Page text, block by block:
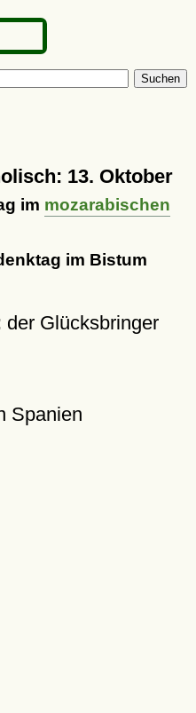
Suchen
13. Oktober
im mozarabischen
im Bistum
der Glücksbringer
Spanien